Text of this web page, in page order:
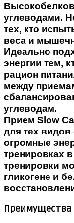
углеводами.
тех, кто
веса и
Идеально
энергии тем,
рацион
между
углеводам.
Прием Slow
для тех
огромные
тренировках
тренировки
гликогене и
Преимущества